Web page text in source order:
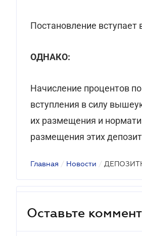
Постановление вступает
ОДНАКО:
Начисление процентов
вступления в силу
их размещения и
размещения этих
Главная / Новости /
Оставьте